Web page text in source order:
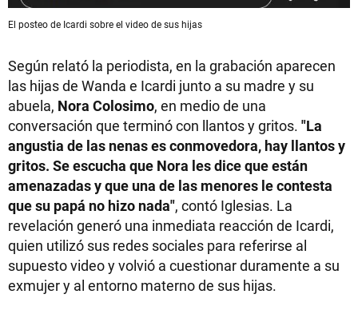
El posteo de Icardi sobre el video de sus hijas
Según relató la periodista, en la grabación aparecen
las hijas de Wanda e Icardi junto a su madre y su
abuela, Nora Colosimo, en medio de una
conversación que terminó con llantos y gritos. "La
angustia de las nenas es conmovedora, hay llantos y
gritos. Se escucha que Nora les dice que están
amenazadas y que una de las menores le contesta
que su papá no hizo nada", contó Iglesias. La
revelación generó una inmediata reacción de Icardi,
quien utilizó sus redes sociales para referirse al
supuesto video y volvió a cuestionar duramente a su
exmujer y al entorno materno de sus hijas.